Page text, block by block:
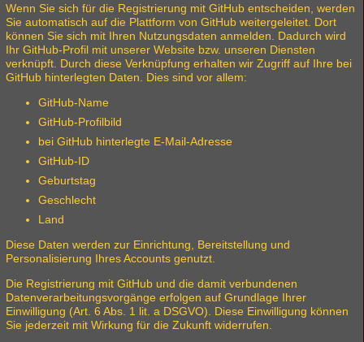
Wenn Sie sich für die Registrierung mit GitHub entscheiden, werden
Sie automatisch auf die Plattform von GitHub weitergeleitet. Dort
können Sie sich mit Ihren Nutzungsdaten anmelden. Dadurch wird
Ihr GitHub-Profil mit unserer Website bzw. unseren Diensten
verknüpft. Durch diese Verknüpfung erhalten wir Zugriff auf Ihre bei
GitHub hinterlegten Daten. Dies sind vor allem:
GitHub-Name
GitHub-Profilbild
bei GitHub hinterlegte E-Mail-Adresse
GitHub-ID
Geburtstag
Geschlecht
Land
Diese Daten werden zur Einrichtung, Bereitstellung und
Personalisierung Ihres Accounts genutzt.
Die Registrierung mit GitHub und die damit verbundenen
Datenverarbeitungsvorgänge erfolgen auf Grundlage Ihrer
Einwilligung (Art. 6 Abs. 1 lit. a DSGVO). Diese Einwilligung können
Sie jederzeit mit Wirkung für die Zukunft widerrufen.